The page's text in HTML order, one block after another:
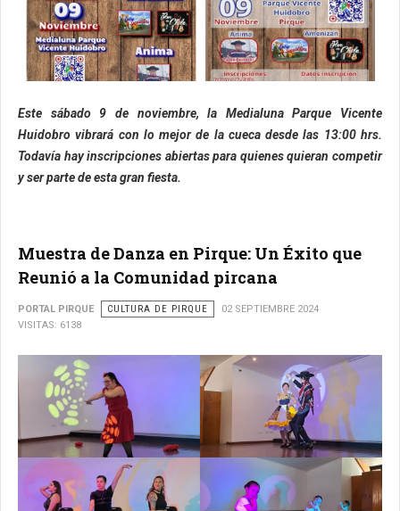
Este sábado 9 de noviembre, la Medialuna Parque Vicente
Huidobro vibrará con lo mejor de la cueca desde las 13:00 hrs.
Todavía hay inscripciones abiertas para quienes quieran competir
y ser parte de esta gran fiesta.
Muestra de Danza en Pirque: Un Éxito que
Reunió a la Comunidad pircana
PORTAL PIRQUE CULTURA DE PIRQUE
02 SEPTIEMBRE 2024
VISITAS: 6138